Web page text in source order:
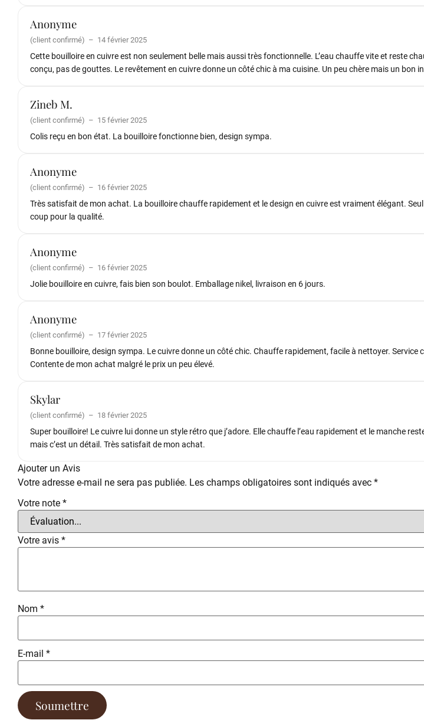
Anonyme
(client confirmé) – 14 février 2025
Cette bouilloire en cuivre est non seulement belle mais aussi très fonctionnelle. L’eau chauffe vite et reste
conçu, pas de gouttes. Le revêtement en cuivre donne un côté chic à ma cuisine. Un peu chère mais un bon
Zineb M.
(client confirmé) – 15 février 2025
Colis reçu en bon état. La bouilloire fonctionne bien, design sympa.
Anonyme
(client confirmé) – 16 février 2025
Très satisfait de mon achat. La bouilloire chauffe rapidement et le design en cuivre est vraiment élégant.
coup pour la qualité.
Anonyme
(client confirmé) – 16 février 2025
Jolie bouilloire en cuivre, fais bien son boulot. Emballage nikel, livraison en 6 jours.
Anonyme
(client confirmé) – 17 février 2025
Bonne bouilloire, design sympa. Le cuivre donne un côté chic. Chauffe rapidement, facile à nettoyer. Service
Contente de mon achat malgré le prix un peu élevé.
Skylar
(client confirmé) – 18 février 2025
Super bouilloire! Le cuivre lui donne un style rétro que j’adore. Elle chauffe l’eau rapidement et le manche
mais c’est un détail. Très satisfait de mon achat.
Ajouter un Avis
Votre adresse e-mail ne sera pas publiée. Les champs obligatoires sont indiqués avec *
Votre note *
Votre avis *
Nom *
E-mail *